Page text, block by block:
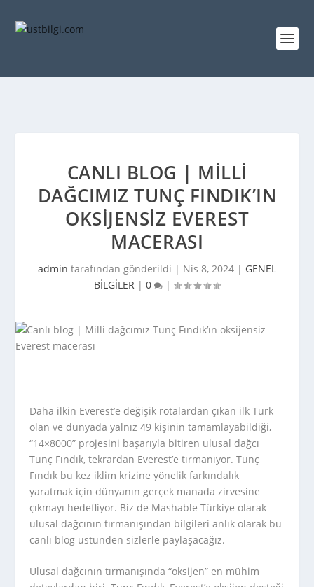
CANLI BLOG | MILLI
DAĞCIMIZ TUNÇ FINDIK’IN
OKSIJENSIZ EVEREST
MACERASI
admin tarafından gönderildi | Nis 8, 2024 | GENEL
BİLGİLER | 0 |
Daha ilkin Everest’e değişik rotalardan çıkan ilk Türk
olan ve dünyada yalnız 49 kişinin tamamlayabildiği,
“14×8000” projesini başarıyla bitiren ulusal dağcı
Tunç Fındık, tekrardan Everest’e tırmanıyor. Tunç
Fındık bu kez iklim krizine yönelik farkındalık
yaratmak için dünyanın gerçek manada zirvesine
çıkmayı hedefliyor. Biz de Mashable Türkiye olarak
ulusal dağcının tırmanışından bilgileri anlık olarak bu
canlı blog üstünden sizlerle paylaşacağız.
Ulusal dağcının tırmanışında “oksijen” en mühim